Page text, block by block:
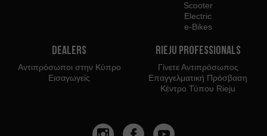
Scooter
Electric
e-Bikes
Dealers
Αντιπρόσωποι στην Κύπρο
Εισαγωγείς
Rieju Professionals
Γίνετε Αντιπρόσωπος
Επαγγελματική Πρόσβαση
Κέντρο Τύπου Rieju